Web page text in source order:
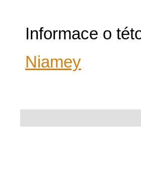
Informace o
Niamey